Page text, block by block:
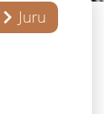
Juru